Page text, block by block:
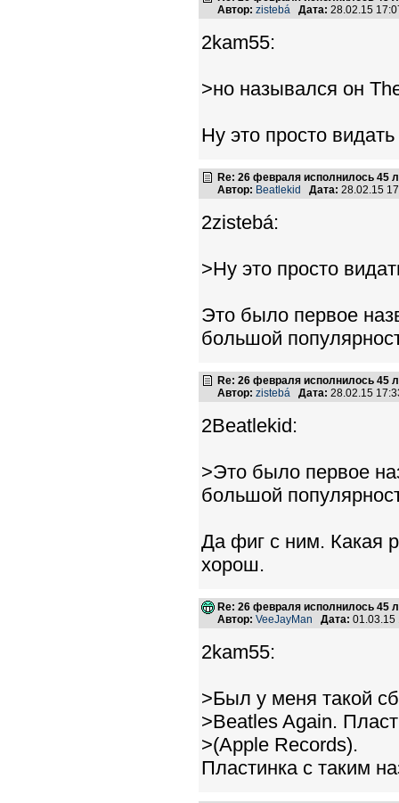
Автор: zistebá Дата: 28.02.15
2kam55:
>но назывался он
Ну это просто
Re: 26 февраля исполнилось 45
Автор: Beatlekid Дата: 28.02.15
2zistebá:
>Ну это просто
Это было первое
большой
Re: 26 февраля исполнилось 45
Автор: zistebá Дата: 28.02.15
2Beatlekid:
>Это было первое
большой
Да фиг с ним. Какая
хорош.
Re: 26 февраля исполнилось 45
Автор: VeeJayMan Дата:
2kam55:
>Был у меня такой
>Beatles Again.
>(Apple Records).
Пластинка с таким